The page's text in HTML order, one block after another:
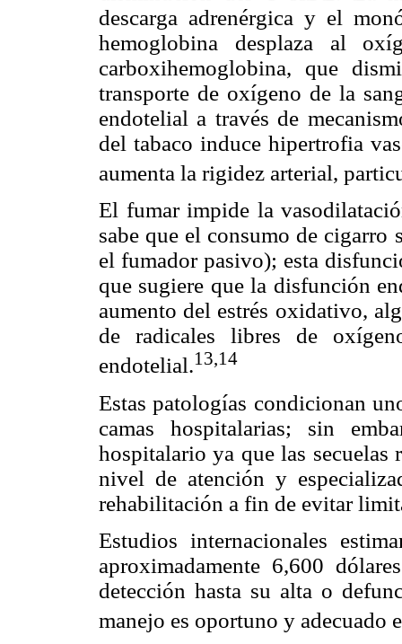
descarga adrenérgica y el
hemoglobina desplaza al
carboxihemoglobina, que
transporte de oxígeno de la
endotelial a través de
del tabaco induce hipertrofia
aumenta la rigidez arterial,
El fumar impide la
sabe que el consumo de
el fumador pasivo); esta
que sugiere que la disfunción
aumento del estrés oxidativo,
de radicales libres de
endotelial.13,14
Estas patologías condicionan
camas hospitalarias; sin
hospitalario ya que las secuelas
nivel de atención y
rehabilitación a fin de evitar
Estudios internacionales
aproximadamente 6,600
detección hasta su alta o
manejo es oportuno y adecuado